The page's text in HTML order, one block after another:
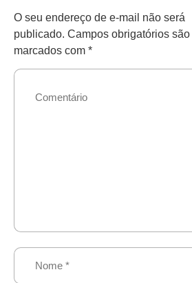
O seu endereço de e-mail não será
publicado. Campos obrigatórios são
marcados com *